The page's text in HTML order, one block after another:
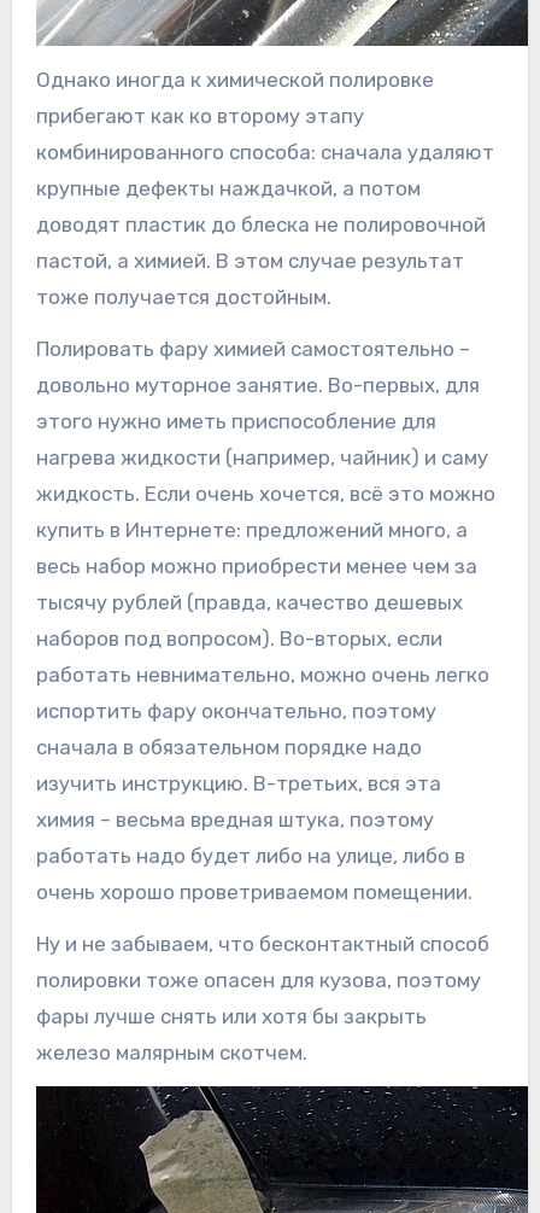
Однако иногда к химической полировке
прибегают как ко второму этапу
комбинированного способа: сначала удаляют
крупные дефекты наждачкой, а потом
доводят пластик до блеска не полировочной
пастой, а химией. В этом случае результат
тоже получается достойным.
Полировать фару химией самостоятельно –
довольно муторное занятие. Во-первых, для
этого нужно иметь приспособление для
нагрева жидкости (например, чайник) и саму
жидкость. Если очень хочется, всё это можно
купить в Интернете: предложений много, а
весь набор можно приобрести менее чем за
тысячу рублей (правда, качество дешевых
наборов под вопросом). Во-вторых, если
работать невнимательно, можно очень легко
испортить фару окончательно, поэтому
сначала в обязательном порядке надо
изучить инструкцию. В-третьих, вся эта
химия – весьма вредная штука, поэтому
работать надо будет либо на улице, либо в
очень хорошо проветриваемом помещении.
Ну и не забываем, что бесконтактный способ
полировки тоже опасен для кузова, поэтому
фары лучше снять или хотя бы закрыть
железо малярным скотчем.